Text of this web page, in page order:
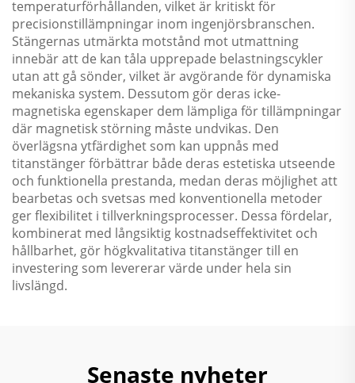
temperaturförhållanden, vilket är kritiskt för
precisionstillämpningar inom ingenjörsbranschen.
Stängernas utmärkta motstånd mot utmattning
innebär att de kan tåla upprepade belastningscykler
utan att gå sönder, vilket är avgörande för dynamiska
mekaniska system. Dessutom gör deras icke-
magnetiska egenskaper dem lämpliga för tillämpningar
där magnetisk störning måste undvikas. Den
överlägsna ytfärdighet som kan uppnås med
titanstänger förbättrar både deras estetiska utseende
och funktionella prestanda, medan deras möjlighet att
bearbetas och svetsas med konventionella metoder
ger flexibilitet i tillverkningsprocesser. Dessa fördelar,
kombinerat med långsiktig kostnadseffektivitet och
hållbarhet, gör högkvalitativa titanstänger till en
investering som levererar värde under hela sin
livslängd.
Senaste nyheter